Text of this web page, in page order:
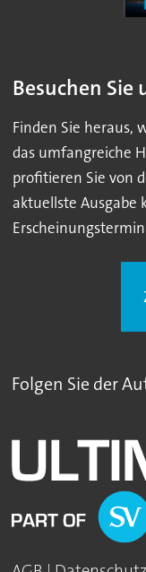
Besuchen Sie
Finden Sie heraus,
das umfangreiche
profitieren Sie von
aktuellste Ausgabe
Folgen Sie der